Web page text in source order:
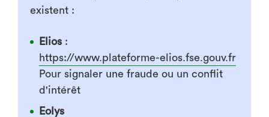
existent :
Elios :
https://www.plateforme-elios.fse.gouv.fr
Pour signaler une fraude ou un conflit
d'intérêt
Eolys